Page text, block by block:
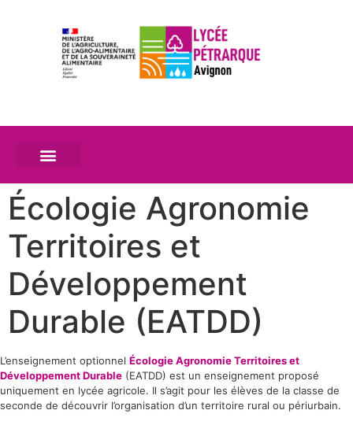
Écologie Agronomie
Territoires et
Développement
Durable (EATDD)
L’enseignement optionnel Écologie Agronomie Territoires et
Développement Durable (EATDD) est un enseignement proposé
uniquement en lycée agricole. Il s’agit pour les élèves de la classe de
seconde de découvrir l’organisation d’un territoire rural ou périurbain.